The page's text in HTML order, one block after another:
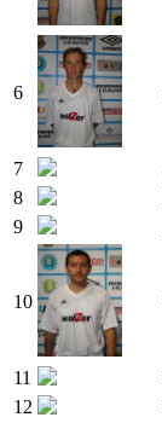
6
7
8
9
10
11
12